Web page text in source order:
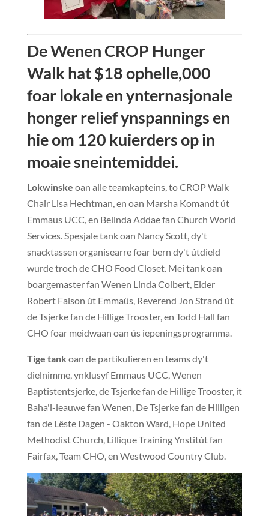
De Wenen CROP Hunger
Walk hat $18 ophelle,000
foar lokale en ynternasjonale
honger relief ynspannings en
hie om 120 kuierders op in
moaie sneintemiddei.
Lokwinske oan alle teamkapteins, to CROP Walk
Chair Lisa Hechtman, en oan Marsha Komandt út
Emmaus UCC, en Belinda Addae fan Church World
Services. Spesjale tank oan Nancy Scott, dy't
snacktassen organisearre foar bern dy't útdield
wurde troch de CHO Food Closet. Mei tank oan
boargemaster fan Wenen Linda Colbert, Elder
Robert Faison út Emmaüs, Reverend Jon Strand út
de Tsjerke fan de Hillige Trooster, en Todd Hall fan
CHO foar meidwaan oan ús iepeningsprogramma.
Tige tank oan de partikulieren en teams dy't
dielnimme, ynklusyf Emmaus UCC, Wenen
Baptistentsjerke, de Tsjerke fan de Hillige Trooster, it
Baha'i-leauwe fan Wenen, De Tsjerke fan de Hilligen
fan de Lêste Dagen - Oakton Ward, Hope United
Methodist Church, Lillique Training Ynstitút fan
Fairfax, Team CHO, en Westwood Country Club.